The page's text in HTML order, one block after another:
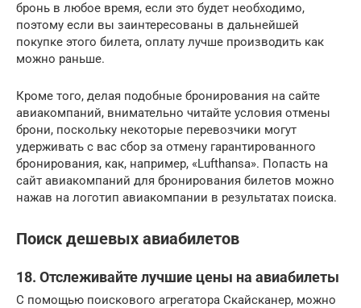
бронь в любое время, если это будет необходимо,
поэтому если вы заинтересованы в дальнейшей
покупке этого билета, оплату лучше производить как
можно раньше.
Кроме того, делая подобные бронирования на сайте
авиакомпаний, внимательно читайте условия отмены
брони, поскольку некоторые перевозчики могут
удерживать с вас сбор за отмену гарантированного
бронирования, как, например, «Lufthansa». Попасть на
сайт авиакомпаний для бронирования билетов можно
нажав на логотип авиакомпании в результатах поиска.
Поиск дешевых авиабилетов
18. Отслеживайте лучшие цены на авиабилеты
С помощью поискового агрегатора Скайсканер, можно